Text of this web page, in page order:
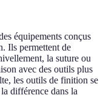
équipements conçus
Ils permettent de
la suture ou
avec des outils plus
les outils de finition se
différence dans la